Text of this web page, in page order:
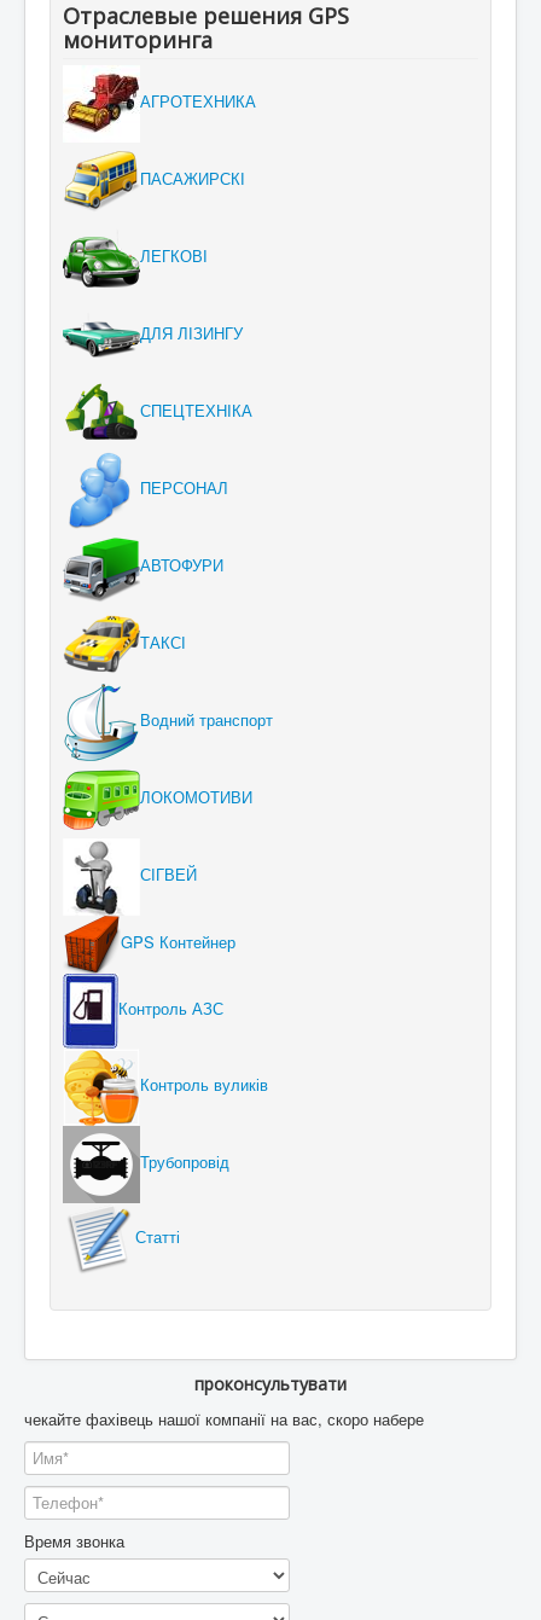
Отраслевые решения GPS
мониторинга
АГРОТЕХНИКА
ПАСАЖИРСКІ
ЛЕГКОВІ
ДЛЯ ЛІЗИНГУ
СПЕЦТЕХНІКА
ПЕРСОНАЛ
АВТОФУРИ
ТАКСІ
Водний транспорт
ЛОКОМОТИВИ
СІГВЕЙ
GPS Контейнер
Контроль АЗС
Контроль вуликів
Трубопровід
Статті
проконсультувати
чекайте фахівець нашої компанії на вас, скоро набере
Время звонка